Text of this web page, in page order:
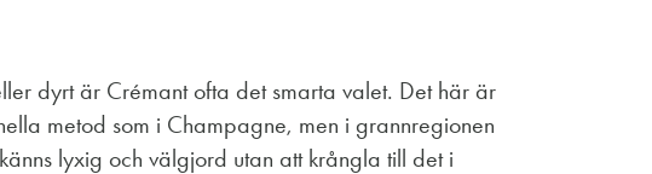
dyrt är Crémant ofta det smarta valet. Det här är
metod som i Champagne, men i grannregionen
lyxig och välgjord utan att krångla till det i